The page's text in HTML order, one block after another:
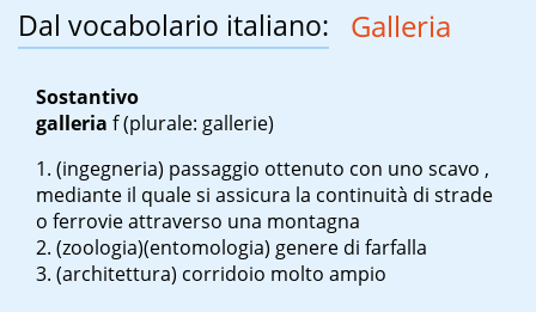
Dal vocabolario italiano: Galleria
Sostantivo
galleria f(plurale: gallerie)
(ingegneria) passaggio ottenuto con uno scavo ,
mediante il quale si assicura la continuità di strade
o ferrovie attraverso una montagna
(zoologia)(entomologia) genere di farfalla
(architettura) corridoio molto ampio